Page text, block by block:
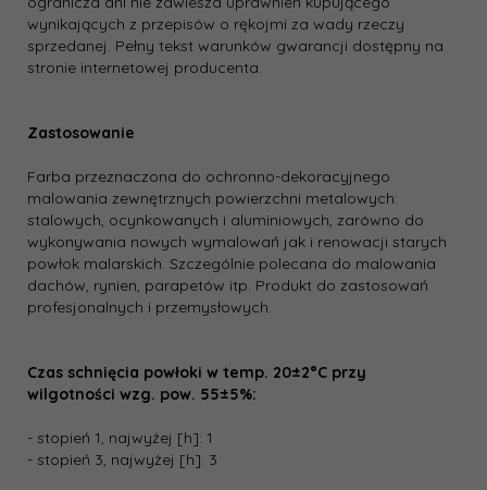
wynikających z przepisów o rękojmi za wady rzeczy
sprzedanej. Pełny tekst warunków gwarancji dostępny na
stronie internetowej producenta.
Zastosowanie
Farba przeznaczona do ochronno-dekoracyjnego
malowania zewnętrznych powierzchni metalowych:
stalowych, ocynkowanych i aluminiowych, zarówno do
wykonywania nowych wymalowań jak i renowacji starych
powłok malarskich. Szczególnie polecana do malowania
dachów, rynien, parapetów itp. Produkt do zastosowań
profesjonalnych i przemysłowych.
Czas schnięcia powłoki w temp. 20±2°C przy
wilgotności wzg. pow. 55±5%:
- stopień 1, najwyżej [h]: 1
- stopień 3, najwyżej [h]: 3